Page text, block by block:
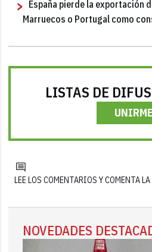
España pierde la exportación
Marruecos o Portugal como
LISTAS DE
UNIRME
LEE LOS COMENTARIOS Y COMENTA
NOVEDADES